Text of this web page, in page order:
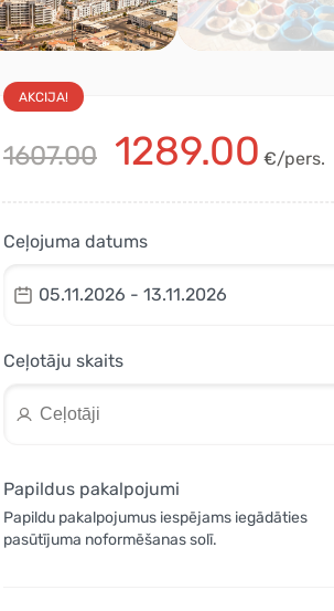
AKCIJA!
1607.00 1289.00 €/pers.
Ceļojuma datums
05.11.2026 - 13.11.2026
Ceļotāju skaits
Papildus pakalpojumi
Papildu pakalpojumus iespējams iegādāties
pasūtījuma noformēšanas solī.